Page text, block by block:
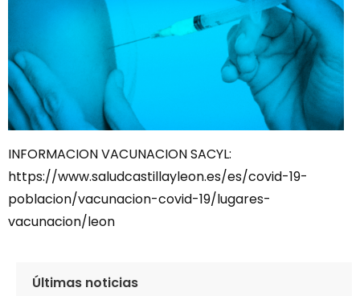
INFORMACION VACUNACION SACYL:
https://www.saludcastillayleon.es/es/covid-19-
poblacion/vacunacion-covid-19/lugares-
vacunacion/leon
Últimas noticias